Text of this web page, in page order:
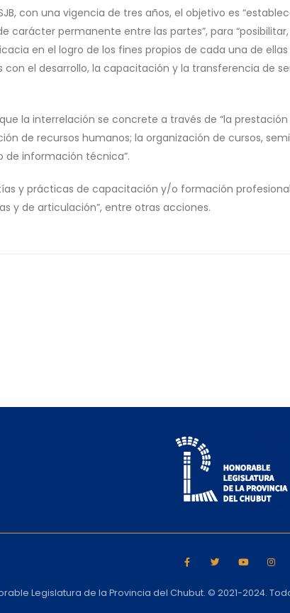
con una vigencia de tres años, el objetivo es
carácter permanente entre las partes”, para
en el logro de los fines propios de cada una de
el desarrollo, la capacitación y la transferencia de
la interrelación se concrete a través de “la
de recursos humanos; la organización de cursos,
de información técnica”.
y prácticas de capacitación y/o formación
y de articulación”, entre otras acciones.
Legislatura de la Provincia del Chubut. © 2021-2024.